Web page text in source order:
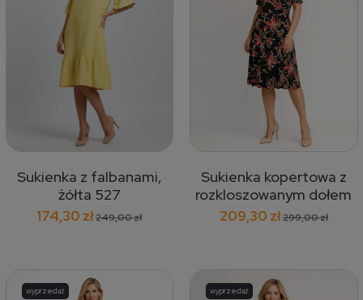
Sukienka z falbanami,
żółta 527
174,30 zł249,00 zł
Sukienka kopertowa z
rozkloszowanym dołem
w kwiaty, czarna 583
209,30 zł299,00 zł
wyprzedaż wyprzedaż